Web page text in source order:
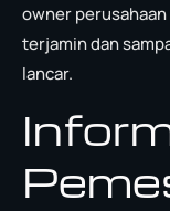
owner
terjamin dan
lancar.